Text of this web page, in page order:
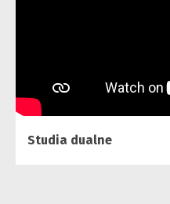
Studia dualne